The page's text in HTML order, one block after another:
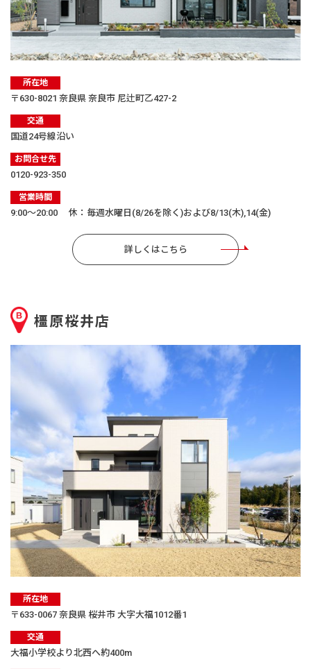
所在地
〒630-8021 奈良県 奈良市 尼辻町乙427-2
交通
国道24号線沿い
お問合せ先
0120-923-350
営業時間
9:00〜20:00 休：毎週水曜日(8/26を除く)および8/13(木),14(金)
詳しくはこちら
橿原桜井店
所在地
〒633-0067 奈良県 桜井市 大字大福1012番1
交通
大福小学校より北西へ約400m